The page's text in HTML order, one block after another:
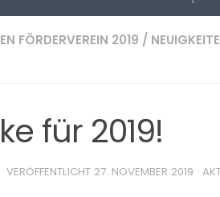
FÖRDERVEREIN 2019 /
für 2019!
· VERÖFFENTLICHT 27. NOVEMBER 2019 ·